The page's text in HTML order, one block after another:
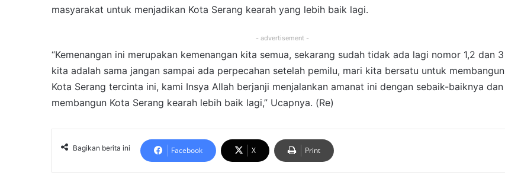
masyarakat untuk menjadikan Kota Serang kearah yang lebih baik lagi.
- advertisement -
“Kemenangan ini merupakan kemenangan kita semua, sekarang sudah tidak ada lagi nomor 1,2 dan 3
kita adalah sama jangan sampai ada perpecahan setelah pemilu, mari kita bersatu untuk membangun
Kota Serang tercinta ini, kami Insya Allah berjanji menjalankan amanat ini dengan sebaik-baiknya dan
membangun Kota Serang kearah lebih baik lagi,” Ucapnya. (Re)
Bagikan berita ini Facebook X Print